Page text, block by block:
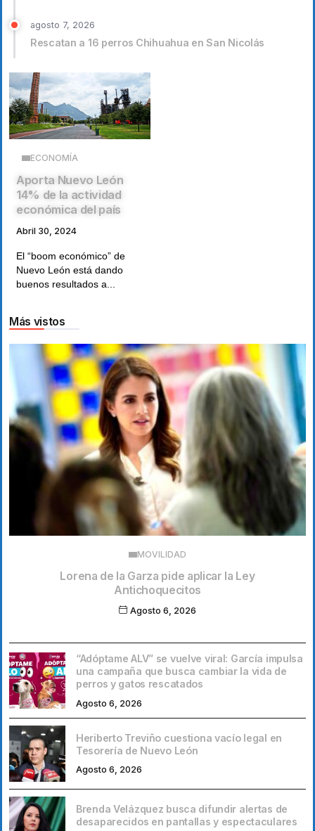
agosto 7, 2026
Rescatan a 16 perros Chihuahua en San Nicolás
ECONOMÍA
Aporta Nuevo León
14% de la actividad
económica del país
Abril 30, 2024
El “boom económico” de
Nuevo León está dando
buenos resultados a...
Más vistos
MOVILIDAD
Lorena de la Garza pide aplicar la Ley
Antichoquecitos
Agosto 6, 2026
“Adóptame ALV” se vuelve viral: García impulsa
una campaña que busca cambiar la vida de
perros y gatos rescatados
Agosto 6, 2026
Heriberto Treviño cuestiona vacío legal en
Tesorería de Nuevo León
Agosto 6, 2026
Brenda Velázquez busca difundir alertas de
desaparecidos en pantallas y espectaculares